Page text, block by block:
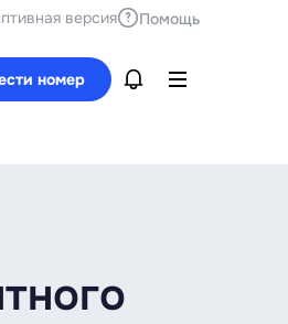
версия Помощь
номер